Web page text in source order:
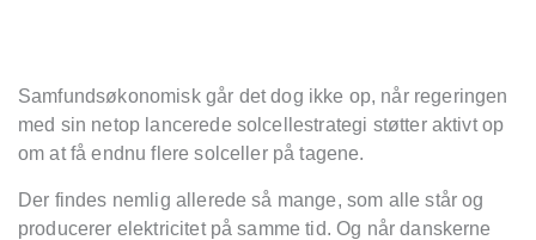
Samfundsøkonomisk går det dog ikke op, når regeringen
med sin netop lancerede solcellestrategi støtter aktivt op
om at fåendnu flere solceller på tagene.
Der findes nemlig allerede så mange, som alle står og
producerer elektricitet på samme tid. Og når danskerne